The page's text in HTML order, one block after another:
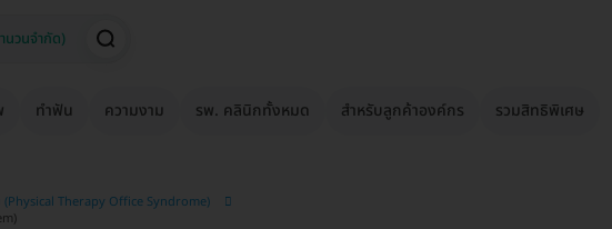
ทำฟัน ความงาม รพ. คลินิกทั้งหมด สำหรับลูกค้าองค์กร รวมสิทธิพิเศษ
(Physical Therapy Office Syndrome)